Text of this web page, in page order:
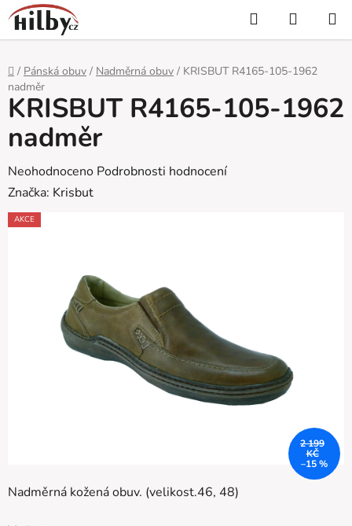
Přejít
na
obsah
Hledat
KOŠÍK
Domů
/ Pánská obuv / Nadměrná obuv / KRISBUT R4165-105-1962
nadměr
Nadměrná kožená obuv. (velikost.46, 48)
KRISBUT R4165-105-1962
nadměr
Průměrné
hodnocení
produktu
hvězdiček.
Neohodnoceno Podrobnosti hodnocení
Značka: Krisbut
AKCE
2 199
KČ
–15 %